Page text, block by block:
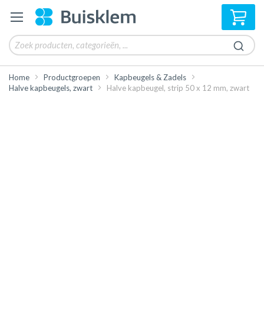
Home Productgroepen
Kapbeugels & Zadels
Halve kapbeugels, zwart
Halve kapbeugel, strip 50 x 12 mm, zwart